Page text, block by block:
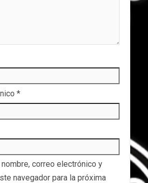
*
nombre, correo electrónico y
navegador para la próxima